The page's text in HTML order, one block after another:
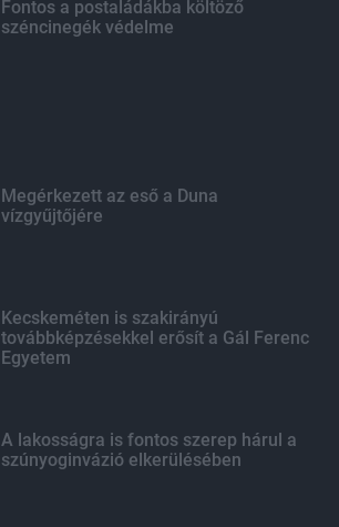
Fontos a postaládákba költöző
széncinegék védelme
Megérkezett az eső a Duna
vízgyűjtőjére
Kecskeméten is szakirányú
továbbképzésekkel erősít a Gál Ferenc
Egyetem
A lakosságra is fontos szerep hárul a
szúnyoginvázió elkerülésében